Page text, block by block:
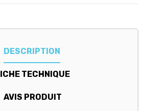
DESCRIPTION
TECHNIQUE
AVIS PRODUIT